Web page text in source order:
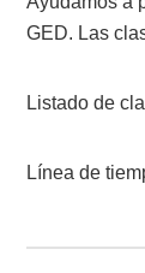
GED. Las
Listado de
Línea de